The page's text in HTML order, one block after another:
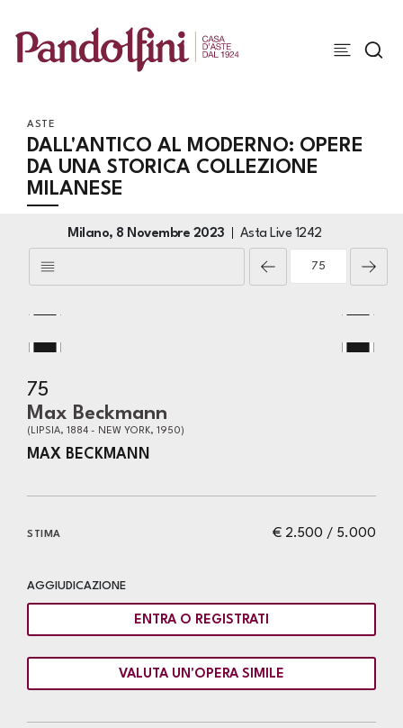
ASTE
DALL'ANTICO AL MODERNO: OPERE
DA UNA STORICA COLLEZIONE
MILANESE
Milano, 8 Novembre 2023 Asta Live 1242
75
Max Beckmann
(LIPSIA, 1884 - NEW YORK, 1950)
MAX BECKMANN
€ 2.500 / 5.000
STIMA
AGGIUDICAZIONE
ENTRA O REGISTRATI
VALUTA UN'OPERA SIMILE